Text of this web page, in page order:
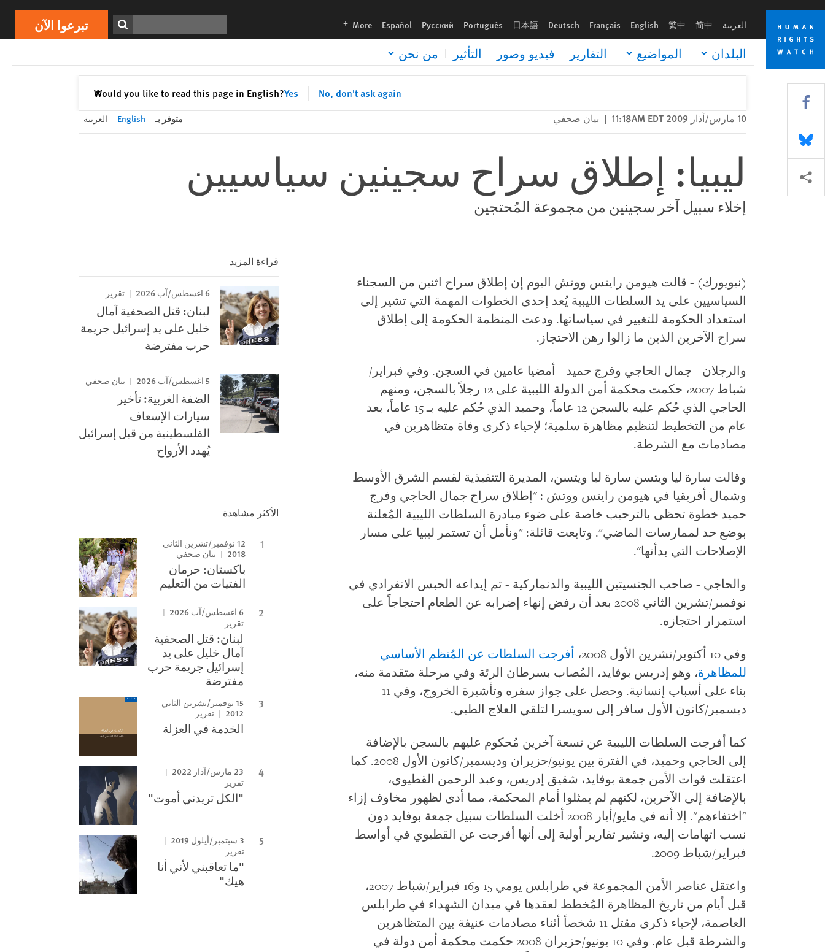
Skip
cookie
privacy
notice
Skip
main
content
العربية 简中
繁中
English
Français
Deutsch
日本語
Português
Русский
Español
More
languages تبرعوا الآن
البلدان المواضيع التقارير فيديو وصور التأثير من نحن
Would you like to read this page in English?Yes No, don't ask again
✕إغلاق
Print تبرعوا الآن
10 مارس/آذار 2009 11:18AM EDT | بيان صحفي متوفر بـ English العربية
ليبيا: إطلاق سراح سجينين سياسيين
إخلاء سبيل آخر سجينين من مجموعة المُحتجين
(نيويورك) - قالت هيومن رايتس ووتش اليوم إن إطلاق سراح اثنين من السجناء
السياسيين على يد السلطات الليبية يُعد إحدى الخطوات المهمة التي تشير إلى
استعداد الحكومة للتغيير في سياساتها. ودعت المنظمة الحكومة إلى إطلاق
سراح الآخرين الذين ما زالوا رهن الاحتجاز.
والرجلان - جمال الحاجي وفرج حميد - أمضيا عامين في السجن. وفي فبراير/
شباط 2007، حكمت محكمة أمن الدولة الليبية على 12 رجلاً بالسجن، ومنهم
الحاجي الذي حُكم عليه بالسجن 12 عاماً، وحميد الذي حُكم عليه بـ 15 عاماً، بعد
عام من التخطيط لتنظيم مظاهرة سلمية؛ لإحياء ذكرى وفاة متظاهرين في
مصادمات مع الشرطة.
وقالت سارة ليا ويتسن سارة ليا ويتسن، المديرة التنفيذية لقسم الشرق الأوسط
وشمال أفريقيا في هيومن رايتس ووتش : "إطلاق سراح جمال الحاجي وفرج
حميد خطوة تحظى بالترحيب خاصة على ضوء مبادرة السلطات الليبية المُعلنة
بوضع حد لممارسات الماضي". وتابعت قائلة: "ونأمل أن تستمر ليبيا على مسار
الإصلاحات التي بدأتها".
والحاجي - صاحب الجنسيتين الليبية والدنماركية - تم إيداعه الحبس الانفرادي في
نوفمبر/تشرين الثاني 2008 بعد أن رفض إنهاء إضرابه عن الطعام احتجاجاً على
استمرار احتجازه.
وفي 10 أكتوبر/تشرين الأول 2008،
أفرجت السلطات عن المُنظم الأساسي
للمظاهرة، وهو إدريس بوفايد، المُصاب بسرطان الرئة وفي مرحلة متقدمة منه،
بناء على أسباب إنسانية. وحصل على جواز سفره وتأشيرة الخروج، وفي 11
ديسمبر/كانون الأول سافر إلى سويسرا لتلقي العلاج الطبي.
كما أفرجت السلطات الليبية عن تسعة آخرين مُحكوم عليهم بالسجن بالإضافة
إلى الحاجي وحميد، في الفترة بين يونيو/حزيران وديسمبر/كانون الأول 2008. كما
اعتقلت قوات الأمن جمعة بوفايد، شقيق إدريس، وعبد الرحمن القطيوي،
بالإضافة إلى الآخرين، لكنهم لم يمثلوا أمام المحكمة، مما أدى لظهور مخاوف إزاء
"اختفاءهم". إلا أنه في مايو/أيار 2008 أخلت السلطات سبيل جمعة بوفايد دون
نسب اتهامات إليه، وتشير تقارير أولية إلى أنها أفرجت عن القطيوي في أواسط
فبراير/شباط 2009.
واعتقل عناصر الأمن المجموعة في طرابلس يومي 15 و16 فبراير/شباط 2007،
قبل أيام من تاريخ المظاهرة المُخطط لعقدها في ميدان الشهداء في طرابلس
العاصمة، لإحياء ذكرى مقتل 11 شخصاً أثناء مصادمات عنيفة بين المتظاهرين
والشرطة قبل عام. وفي 10 يونيو/حزيران 2008 حكمت محكمة أمن دولة في
قراءة المزيد
6 اغسطس/آب 2026 تقرير
لبنان: قتل الصحفية آمال
خليل على يد إسرائيل جريمة
حرب مفترضة
5 اغسطس/آب 2026 بيان صحفي
الضفة الغربية: تأخير
سيارات الإسعاف
الفلسطينية من قبل إسرائيل
يُهدد الأرواح
الأكثر مشاهدة
12 نوفمبر/تشرين الثاني
2018
بيان صحفي
باكستان: حرمان
الفتيات من التعليم
6 اغسطس/آب 2026
تقرير
لبنان: قتل الصحفية
آمال خليل على يد
إسرائيل جريمة حرب
مفترضة
15 نوفمبر/تشرين الثاني
2012
تقرير
الخدمة في العزلة
23 مارس/آذار 2022
تقرير
"الكل تريدني أموت"
3 سبتمبر/أيلول 2019
تقرير
"ما تعاقبني لأني أنا
هيك"
Share this via Facebook
Share this via Bluesky
Share this via مشاركة